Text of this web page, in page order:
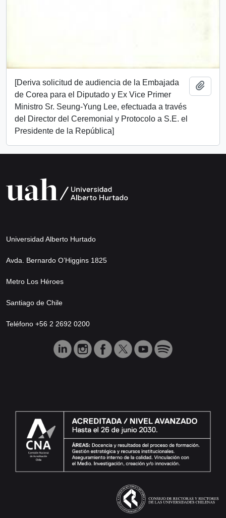
[Deriva solicitud de audiencia de la Embajada
de Corea para el Diputado y Ex Vice Primer
Ministro Sr. Seung-Yung Lee, efectuada a través
del Director del Ceremonial y Protocolo a S.E. el
Presidente de la República]
Universidad Alberto Hurtado
Avda. Bernardo O’Higgins 1825
Metro Los Héroes
Santiago de Chile
Teléfono +56 2 2692 0200